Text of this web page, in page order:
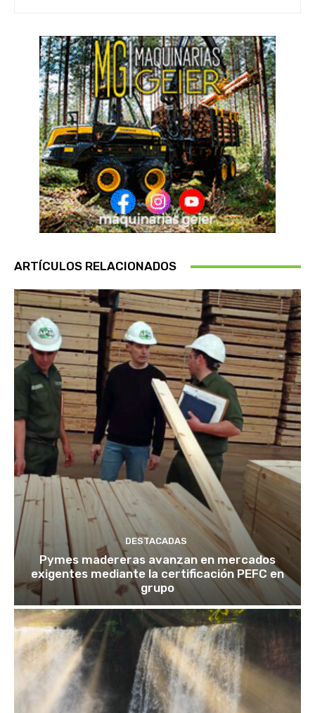
ARTÍCULOS RELACIONADOS
DESTACADAS
Pymes madereras avanzan en mercados
exigentes mediante la certificación PEFC en
grupo